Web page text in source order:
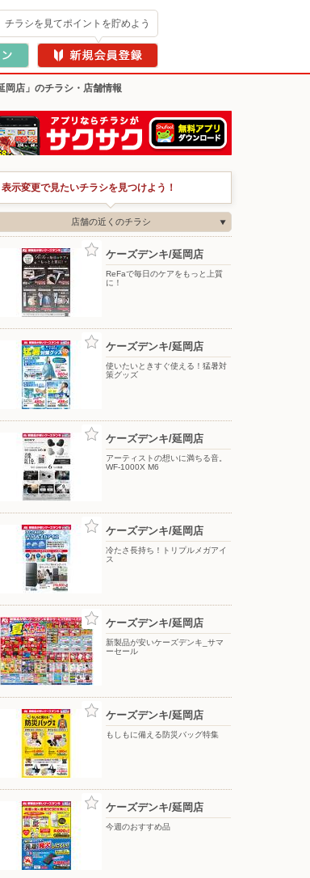
チラシを見てポイントを貯めよう
岡店」のチラシ・店舗情報
アーティストの想いに満ちる音。
表示変更で見たいチラシを見つけよう！
店舗の近くのチラシ
ケーズデンキ/延岡店
ReFaで毎日のケアをもっと上質
に！
ケーズデンキ/延岡店
使いたいときすぐ使える！猛暑対
策グッズ
ケーズデンキ/延岡店
アーティストの想いに満ちる音。
WF-1000X M6
ケーズデンキ/延岡店
冷たさ長持ち！トリプルメガアイ
ス
ケーズデンキ/延岡店
新製品が安いケーズデンキ_サマ
ーセール
ケーズデンキ/延岡店
もしもに備える防災バッグ特集
ケーズデンキ/延岡店
今週のおすすめ品